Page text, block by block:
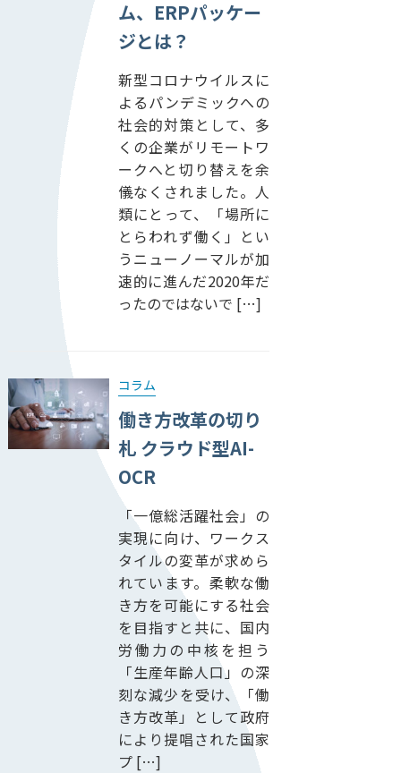
ム、ERPパッケー
ジとは？
新型コロナウイルスに
よるパンデミックへの
社会的対策として、多
くの企業がリモートワ
ークへと切り替えを余
儀なくされました。人
類にとって、「場所に
とらわれず働く」とい
うニューノーマルが加
速的に進んだ2020年だ
ったのではないで […]
コラム
働き方改革の切り
札 クラウド型AI-
OCR
「一億総活躍社会」の
実現に向け、ワークス
タイルの変革が求めら
れています。柔軟な働
き方を可能にする社会
を目指すと共に、国内
労働力の中核を担う
「生産年齢人口」の深
刻な減少を受け、「働
き方改革」として政府
により提唱された国家
プ […]